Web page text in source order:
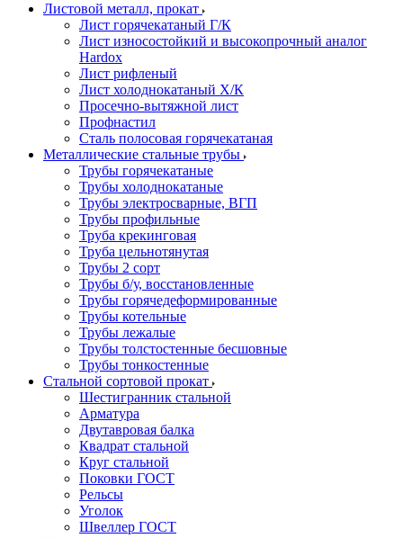
Листовой металл, прокат
Лист горячекатаный Г/К
Лист износостойкий и высокопрочный аналог
Hardox
Лист рифленый
Лист холоднокатаный Х/К
Просечно-вытяжной лист
Профнастил
Сталь полосовая горячекатаная
Металлические стальные трубы
Трубы горячекатаные
Трубы холоднокатаные
Трубы электросварные, ВГП
Трубы профильные
Труба крекинговая
Труба цельнотянутая
Трубы 2 сорт
Трубы б/у, восстановленные
Трубы горячедеформированные
Трубы котельные
Трубы лежалые
Трубы толстостенные бесшовные
Трубы тонкостенные
Стальной сортовой прокат
Шестигранник стальной
Арматура
Двутавровая балка
Квадрат стальной
Круг стальной
Поковки ГОСТ
Рельсы
Уголок
Швеллер ГОСТ